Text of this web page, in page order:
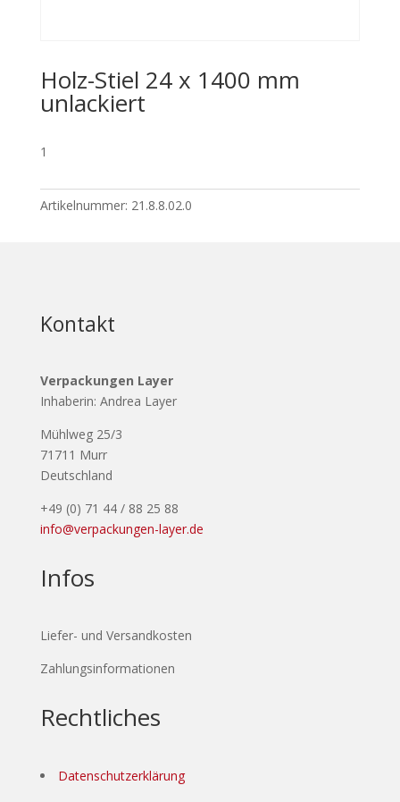
Holz-Stiel 24 x 1400 mm
unlackiert
1
Artikelnummer: 21.8.8.02.0
Kontakt
Verpackungen Layer
Inhaberin: Andrea Layer
Mühlweg 25/3
71711 Murr
Deutschland
+49 (0) 71 44 / 88 25 88
info@verpackungen-layer.de
Infos
Liefer- und Versandkosten
Zahlungsinformationen
Rechtliches
Datenschutzerklärung